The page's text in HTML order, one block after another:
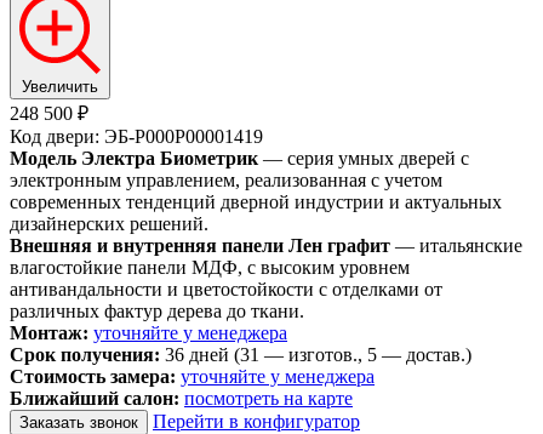
Увеличить
248 500 ₽
Код двери: ЭБ-P000P00001419
Модель Электра Биометрик — серия умных дверей с
электронным управлением, реализованная с учетом
современных тенденций дверной индустрии и актуальных
дизайнерских решений.
Внешняя и внутренняя панели Лен графит — итальянские
влагостойкие панели МДФ, с высоким уровнем
антивандальности и цветостойкости с отделками от
различных фактур дерева до ткани.
Монтаж: уточняйте у менеджера
Срок получения: 36 дней (31 — изготов., 5 — достав.)
Стоимость замера: уточняйте у менеджера
Ближайший салон: посмотреть на карте
Заказать звонок
Перейти в конфигуратор